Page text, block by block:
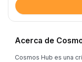
Acerca de
Cosmos Hub es una